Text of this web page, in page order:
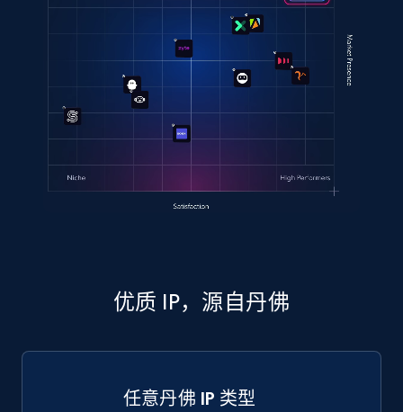
优质 IP，源自丹佛
任意丹佛 IP 类型